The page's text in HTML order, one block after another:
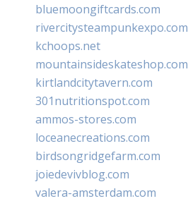
bluemoongiftcards.com
rivercitysteampunkexpo.com
kchoops.net
mountainsideskateshop.com
kirtlandcitytavern.com
301nutritionspot.com
ammos-stores.com
loceanecreations.com
birdsongridgefarm.com
joiedevivblog.com
valera-amsterdam.com